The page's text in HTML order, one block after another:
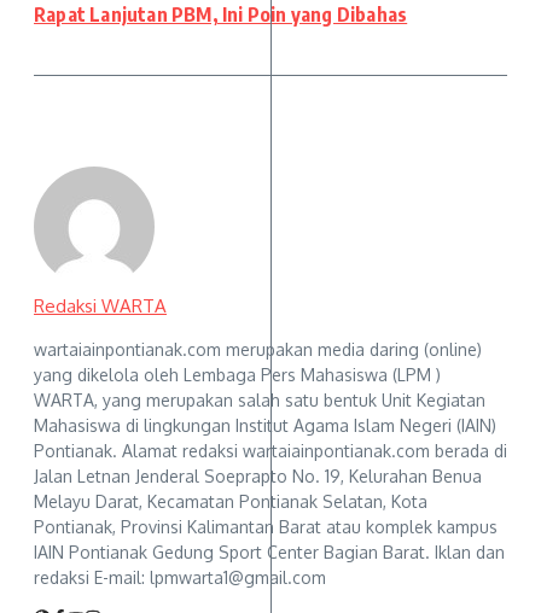
Rapat Lanjutan PBM, Ini Poin yang Dibahas
Redaksi WARTA
wartaiainpontianak.com merupakan media daring (online)
yang dikelola oleh Lembaga Pers Mahasiswa (LPM )
WARTA, yang merupakan salah satu bentuk Unit Kegiatan
Mahasiswa di lingkungan Institut Agama Islam Negeri (IAIN)
Pontianak. Alamat redaksi wartaiainpontianak.com berada di
Jalan Letnan Jenderal Soeprapto No. 19, Kelurahan Benua
Melayu Darat, Kecamatan Pontianak Selatan, Kota
Pontianak, Provinsi Kalimantan Barat atau komplek kampus
IAIN Pontianak Gedung Sport Center Bagian Barat. Iklan dan
redaksi E-mail: lpmwarta1@gmail.com